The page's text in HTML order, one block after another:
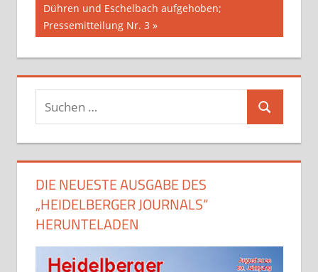
Dühren und Eschelbach aufgehoben;
Pressemitteilung Nr. 3
Suchen
nach:
Suchen
DIE NEUESTE AUSGABE DES
„HEIDELBERGER JOURNALS“
HERUNTELADEN